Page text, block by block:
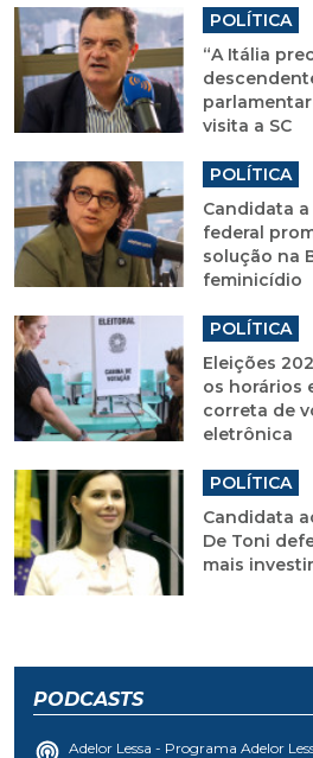
POLÍTICA
“A Itália
visita a SC
POLÍTICA
Candidata
federal
solução na
feminicídio
POLÍTICA
Eleições
os horários
correta de
eletrônica
POLÍTICA
Candidata
De Toni
mais
PODCASTS
Adelor Lessa - Programa Adelor